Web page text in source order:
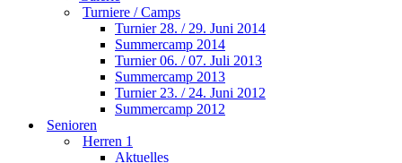
Turniere / Camps
Turnier 28. / 29. Juni 2014
Summercamp 2014
Turnier 06. / 07. Juli 2013
Summercamp 2013
Turnier 23. / 24. Juni 2012
Summercamp 2012
Senioren
Herren 1
Aktuelles